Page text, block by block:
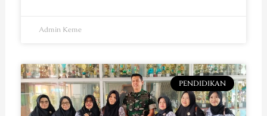
Admin Keme
PENDIDIKAN